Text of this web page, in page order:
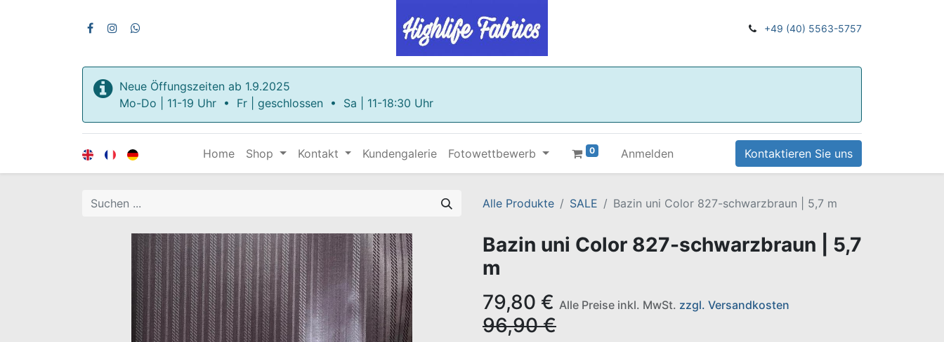
+49 (40) 5563-5757
Neue Öffungszeiten ab 1.9.2025
Mo-Do | 11-19 Uhr • Fr | geschlossen • Sa | 11-18:30 Uhr
Home Shop Kontakt Kundengalerie Fotowettbewerb 0 Anmelden Kontaktieren Sie uns
Alle Produkte SALE Bazin uni Color 827-schwarzbraun | 5,7 m
Bazin uni Color 827-schwarzbraun | 5,7
m
79,80 € Alle Preise inkl. MwSt. zzgl. Versandkosten
96,90€